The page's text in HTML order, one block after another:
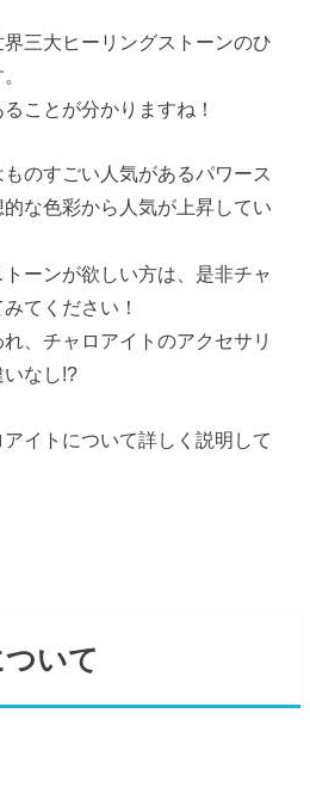
三大ヒーリングストーンのひ
ことが分かりますね！
のすごい人気があるパワース
な色彩から人気が上昇してい
ーンが欲しい方は、是非チャ
てください！
、チャロアイトのアクセサリ
なし!?
イトについて詳しく説明して
いて